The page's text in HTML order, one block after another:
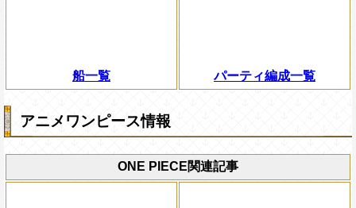
船一覧 パーティ編成一覧
アニメワンピース情報
ONE PIECE関連記事